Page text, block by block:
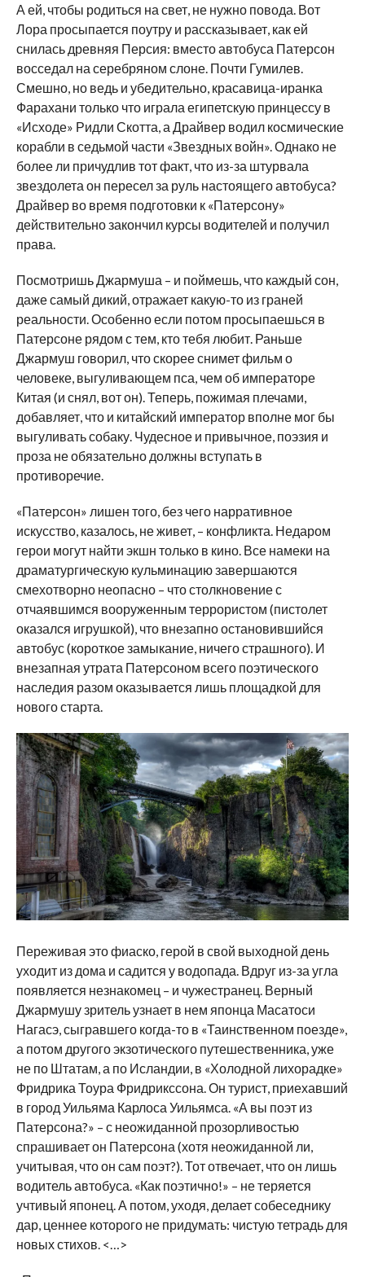
А ей, чтобы родиться на свет, не нужно повода. Вот
Лора просыпается поутру и рассказывает, как ей
снилась древняя Персия: вместо автобуса Патерсон
восседал на серебряном слоне. Почти Гумилев.
Смешно, но ведь и убедительно, красавица-иранка
Фарахани только что играла египетскую принцессу в
«Исходе» Ридли Скотта, а Драйвер водил космические
корабли в седьмой части «Звездных войн». Однако не
более ли причудлив тот факт, что из-за штурвала
звездолета он пересел за руль настоящего автобуса?
Драйвер во время подготовки к «Патерсону»
действительно закончил курсы водителей и получил
права.
Посмотришь Джармуша – и поймешь, что каждый сон,
даже самый дикий, отражает какую-то из граней
реальности. Особенно если потом просыпаешься в
Патерсоне рядом с тем, кто тебя любит. Раньше
Джармуш говорил, что скорее снимет фильм о
человеке, выгуливающем пса, чем об императоре
Китая (и снял, вот он). Теперь, пожимая плечами,
добавляет, что и китайский император вполне мог бы
выгуливать собаку. Чудесное и привычное, поэзия и
проза не обязательно должны вступать в
противоречие.
«Патерсон» лишен того, без чего нарративное
искусство, казалось, не живет, – конфликта. Недаром
герои могут найти экшн только в кино. Все намеки на
драматургическую кульминацию завершаются
смехотворно неопасно – что столкновение с
отчаявшимся вооруженным террористом (пистолет
оказался игрушкой), что внезапно остановившийся
автобус (короткое замыкание, ничего страшного). И
внезапная утрата Патерсоном всего поэтического
наследия разом оказывается лишь площадкой для
нового старта.
Переживая это фиаско, герой в свой выходной день
уходит из дома и садится у водопада. Вдруг из-за угла
появляется незнакомец – и чужестранец. Верный
Джармушу зритель узнает в нем японца Масатоси
Нагасэ, сыгравшего когда-то в «Таинственном поезде»,
а потом другого экзотического путешественника, уже
не по Штатам, а по Исландии, в «Холодной лихорадке»
Фридрика Тоура Фридрикссона. Он турист, приехавший
в город Уильяма Карлоса Уильямса. «А вы поэт из
Патерсона?» – с неожиданной прозорливостью
спрашивает он Патерсона (хотя неожиданной ли,
учитывая, что он сам поэт?). Тот отвечает, что он лишь
водитель автобуса. «Как поэтично!» – не теряется
учтивый японец. А потом, уходя, делает собеседнику
дар, ценнее которого не придумать: чистую тетрадь для
новых стихов. <…>